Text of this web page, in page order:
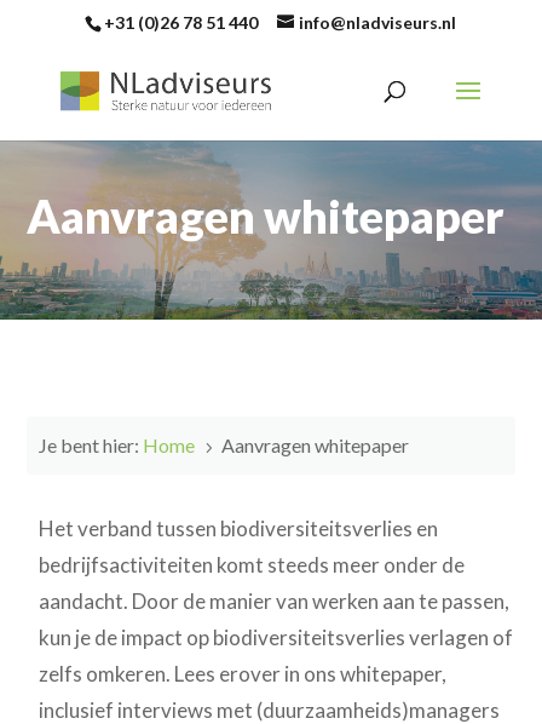
+31 (0)26 78 51 440 info@nladviseurs.nl
Aanvragen whitepaper
Je bent hier: Home 5 Aanvragen whitepaper
Het verband tussen biodiversiteitsverlies en
bedrijfsactiviteiten komt steeds meer onder de
aandacht. Door de manier van werken aan te passen,
kun je de impact op biodiversiteitsverlies verlagen of
zelfs omkeren. Lees erover in ons whitepaper,
inclusief interviews met (duurzaamheids)managers